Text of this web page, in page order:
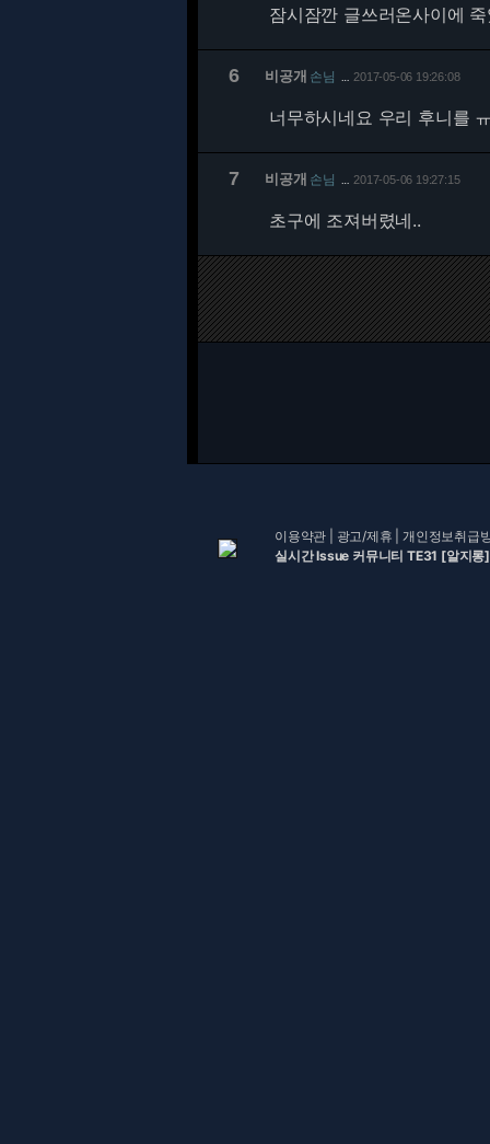
잠시잠깐 글쓰러온사이에
6 비공개 손님 2017-05-06 19:26:08
너무하시네요 우리 후니를
7 비공개 손님 2017-05-06 19:27:15
초구에 조져버렸네..
이용약관 광고/제휴 |개인정보취급
실시간 Issue 커뮤니티 TE31 [알지